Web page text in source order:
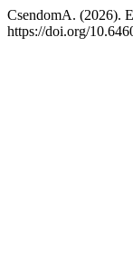
CsendomA. (2026).
https://doi.org/